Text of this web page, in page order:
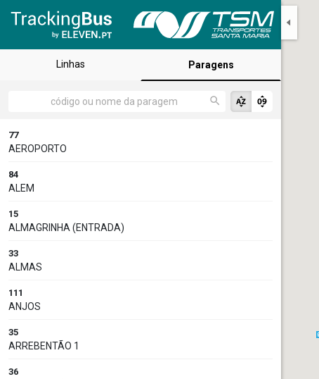
Linhas Paragens
77
AEROPORTO
84
ALEM
15
ALMAGRINHA (ENTRADA)
33
ALMAS
111
ANJOS
35
ARREBENTÃO 1
36